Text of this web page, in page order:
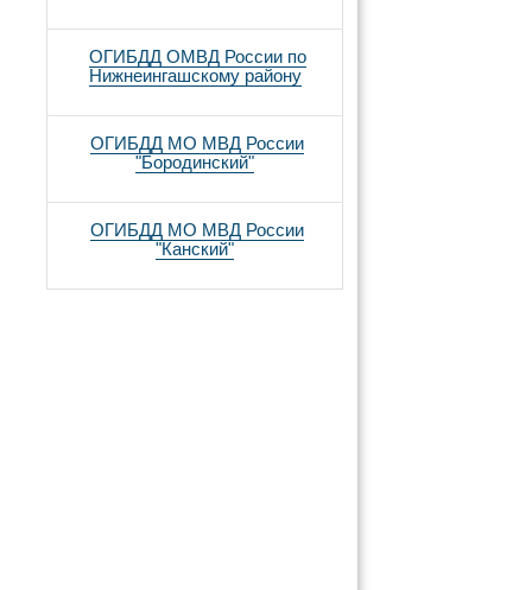
ОГИБДД ОМВД России по
Нижнеингашскому району
ОГИБДД МО МВД России
"Бородинский"
ОГИБДД МО МВД России
"Канский"